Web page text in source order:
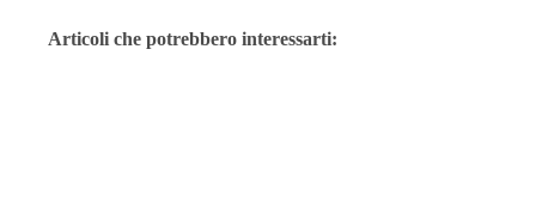
Articoli che potrebbero interessarti: